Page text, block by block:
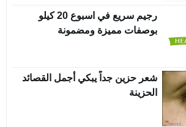
رجيم سريع في اسبوع 20 كيلو
بوصفات مميزة ومضمونة
شعر حزين جداً يبكي أجمل القصائد
الحزينة